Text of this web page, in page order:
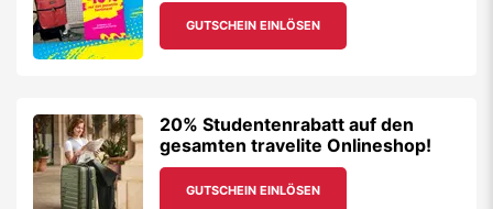
GUTSCHEIN EINLÖSEN
20% Studentenrabatt auf den
gesamten travelite Onlineshop!
GUTSCHEIN EINLÖSEN